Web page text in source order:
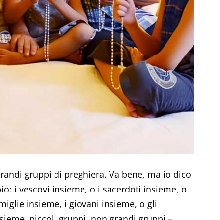
gruppi di preghiera. Va bene, ma io dico
i vescovi insieme, o i sacerdoti insieme, o
insieme, i giovani insieme, o gli